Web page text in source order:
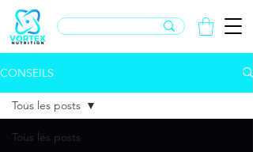
CONSEILS
Tous les posts
Tous les posts